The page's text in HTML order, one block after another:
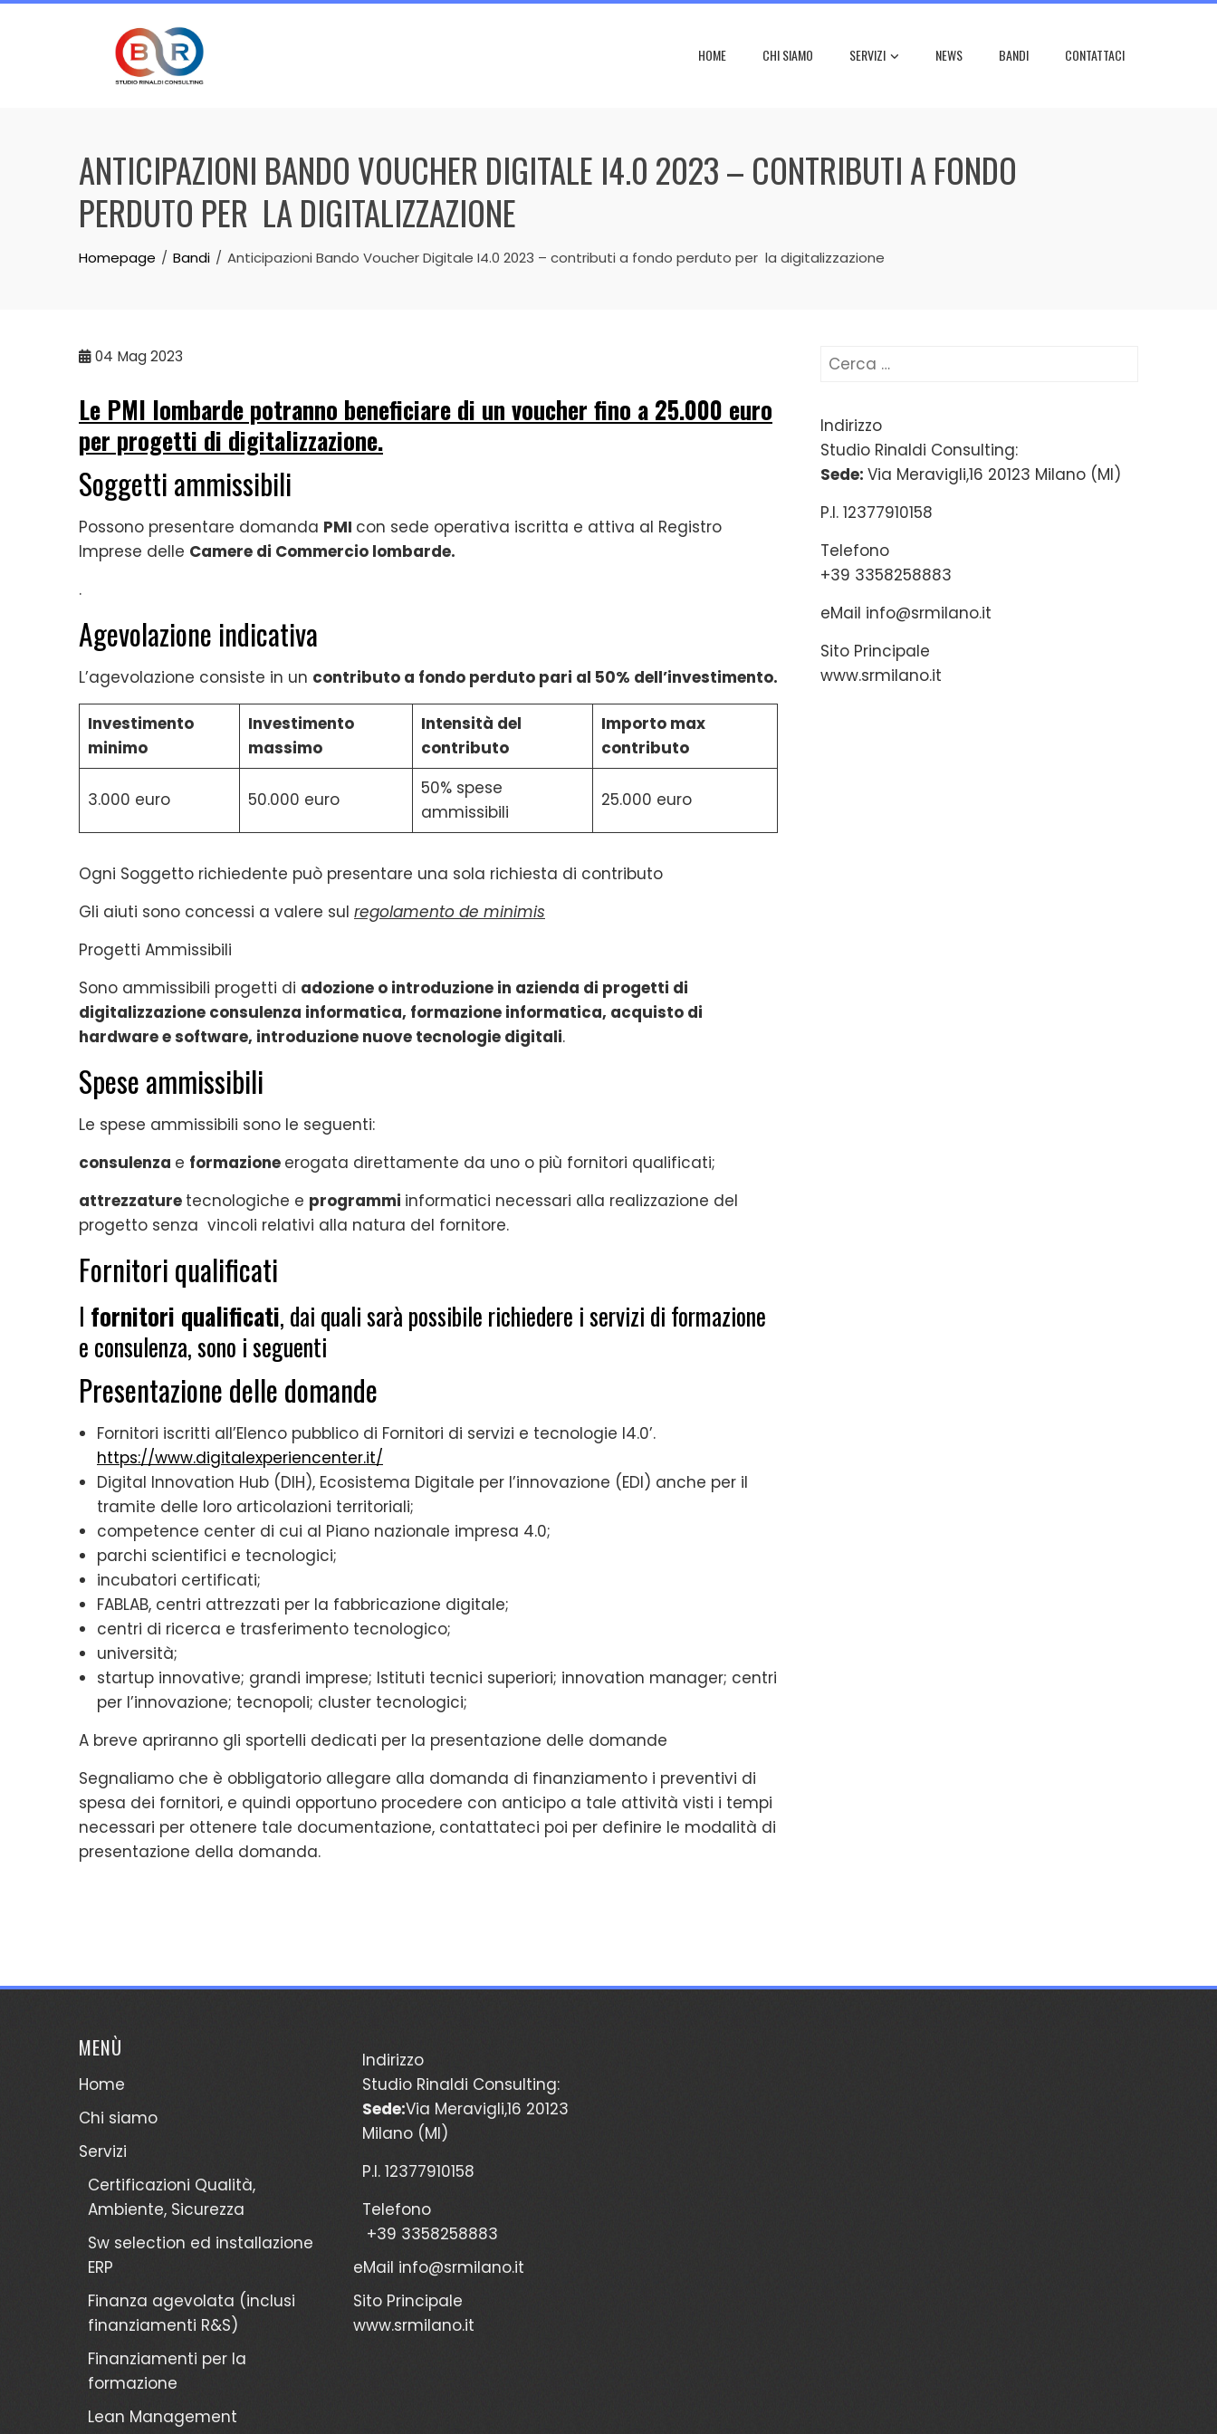
Skip
HOME CHI SIAMO SERVIZI NEWS BANDI CONTATTACI
ANTICIPAZIONI BANDO VOUCHER DIGITALE I4.0 2023 – CONTRIBUTI A FONDO
PERDUTO PER LA DIGITALIZZAZIONE
Homepage Bandi Anticipazioni Bando Voucher Digitale I4.0 2023 – contributi a fondo perduto per la digitalizzazione
04 Mag 2023
Le PMI lombarde potranno beneficiare di un voucher fino a 25.000 euro
per progetti di digitalizzazione.
Soggetti ammissibili
Possono presentare domanda PMI con sede operativa iscritta e attiva al Registro
Imprese delle Camere di Commercio lombarde.
.
Agevolazione indicativa
L’agevolazione consiste in un contributo a fondo perduto pari al 50% dell’investimento.
Investimento
minimo
Investimento
massimo
Intensità del
contributo
Importo max
contributo
3.000 euro 50.000 euro
50% spese
ammissibili
25.000 euro
Ogni Soggetto richiedente può presentare una sola richiesta di contributo
Gli aiuti sono concessi a valere sul regolamento de minimis
Progetti Ammissibili
Sono ammissibili progetti di adozione o introduzione in azienda di progetti di
digitalizzazione consulenza informatica, formazione informatica, acquisto di
hardware e software, introduzione nuove tecnologie digitali.
Spese ammissibili
Le spese ammissibili sono le seguenti:
consulenza e formazione erogata direttamente da uno o più fornitori qualificati;
attrezzature tecnologiche e programmi informatici necessari alla realizzazione del
progetto senza vincoli relativi alla natura del fornitore.
Fornitori qualificati
I fornitori qualificati, dai quali sarà possibile richiedere i servizi di formazione
e consulenza, sono i seguenti
Presentazione delle domande
Fornitori iscritti all’Elenco pubblico di Fornitori di servizi e tecnologie I4.0’.
https://www.digitalexperiencenter.it/
Digital Innovation Hub (DIH), Ecosistema Digitale per l’innovazione (EDI) anche per il
tramite delle loro articolazioni territoriali;
competence center di cui al Piano nazionale impresa 4.0;
parchi scientifici e tecnologici;
incubatori certificati;
FABLAB, centri attrezzati per la fabbricazione digitale;
centri di ricerca e trasferimento tecnologico;
università;
startup innovative; grandi imprese; Istituti tecnici superiori; innovation manager; centri
per l’innovazione; tecnopoli; cluster tecnologici;
A breve apriranno gli sportelli dedicati per la presentazione delle domande
Segnaliamo che è obbligatorio allegare alla domanda di finanziamento i preventivi di
spesa dei fornitori, e quindi opportuno procedere con anticipo a tale attività visti i tempi
necessari per ottenere tale documentazione, contattateci poi per definire le modalità di
presentazione della domanda.
Ricerca
Indirizzo
Studio Rinaldi Consulting:
Sede: Via Meravigli,16 20123 Milano (MI)
P.I. 12377910158
Telefono
+39 3358258883
eMail info@srmilano.it
Sito Principale
www.srmilano.it
MENÙ
Home
Chi siamo
Servizi
Certificazioni Qualità,
Ambiente, Sicurezza
Sw selection ed installazione
ERP
Finanza agevolata (inclusi
finanziamenti R&S)
Finanziamenti per la
formazione
Lean Management
Indirizzo
Studio Rinaldi Consulting:
Sede:Via Meravigli,16 20123
Milano (MI)
P.I. 12377910158
Telefono
+39 3358258883
eMail info@srmilano.it
Sito Principale
www.srmilano.it